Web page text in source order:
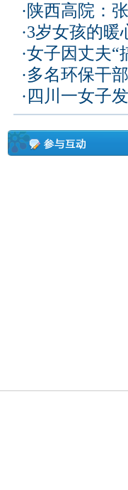
· 陕西高院：
·3岁女孩的暖
·女子因丈夫“
·多名环保干
· 四川一女子